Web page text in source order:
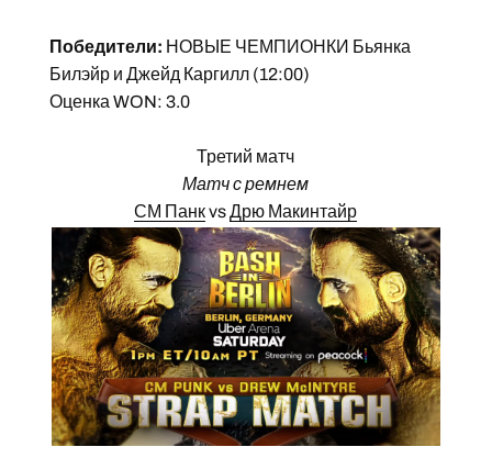
Победители: НОВЫЕ ЧЕМПИОНКИ Бьянка
Билэйр и Джейд Каргилл (12:00)
Оценка WON: 3.0
Третий матч
Матч с ремнем
СМ ПанкvsДрю Макинтайр